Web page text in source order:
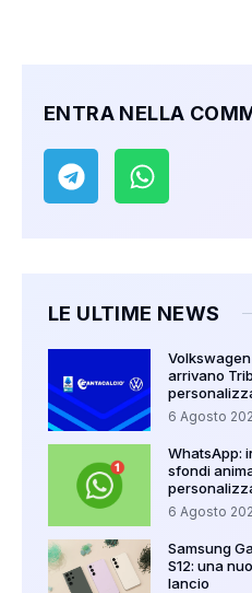
ENTRA NELLA
LE ULTIME NEWS
arrivano
6 Agosto
WhatsApp:
sfondi
6 Agosto
Samsung
S12: una
lancio